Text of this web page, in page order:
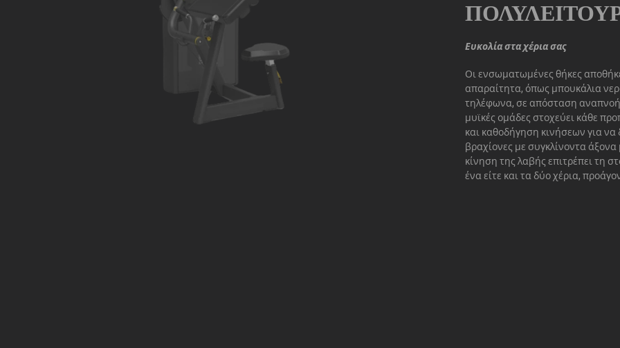
Ευκολία στα χέρια σας
Οι ενσωματωμένες θήκες
απαραίτητα, όπως μπουκάλια
τηλέφωνα, σε απόσταση
μυϊκές ομάδες στοχεύει κάθε
και καθοδήγηση κινήσεων για
βραχίονες με συγκλίνοντα άξονα
κίνηση της λαβής επιτρέπει τη
ένα είτε και τα δύο χέρια,